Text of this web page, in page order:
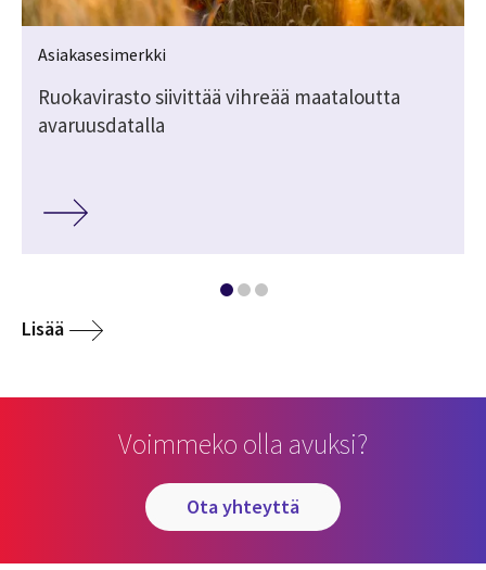
Asiakasesimerkki
Ruokavirasto siivittää vihreää maataloutta
avaruusdatalla
Lisää
Voimmeko olla avuksi?
ota yhteyttä